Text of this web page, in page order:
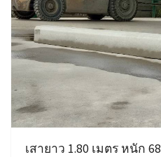
เสายาว 1.80 เมตร หนัก